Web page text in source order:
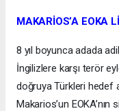
MAKARİOS’A EOKA
8 yıl boyunca adada
İngilizlere karşı terör
doğruya Türkleri hedef
Makarios’un